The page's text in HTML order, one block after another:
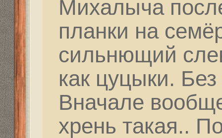
Re: Как и где купить
Дальнобойное-
partizan» 24 фев 2021,
Привет Миш.
могли понять, как
прилетают. Ты порой